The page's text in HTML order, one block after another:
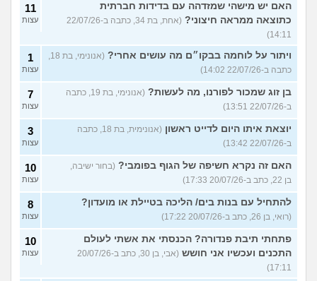
האם יש מישהי שמזדהה עם בדידות חברתית
כתוצאה ממראה חיצוני?
(אחת, בת 34, כתבה ב-22/07/26
14:11)
11
עצות
ויתור על לוחמה בבקו״ם מה עושים אחרי?
(אנונימי, בת 18,
כתבה ב-22/07/26 14:02)
1
עצות
בן זוג שמכור לפורנו, מה לעשות?
(אנונימי, בת 19, כתבה
ב-22/07/26 13:51)
7
עצות
יוצאת איתו היום לדייט ראשון
(אנונימית, בת 18, כתבה
ב-22/07/26 13:42)
3
עצות
האם זה נקרא חשיפה של הגוף בפומבי? (בחור ישיבה,
בן 22, כתב ב-20/07/26 17:33)
10
עצות
להתחיל עם בנות בים/ הליכה בטיילת או מועדון?
(רואי, בן 26, כתב ב-20/07/26 17:22)
8
עצות
פתחתי תיבת פנדורה? הכנסתי את אשתי לעולם
התכנים ועכשיו אני חושש
(אבי, בן 30, כתב ב-20/07/26
17:11)
10
עצות